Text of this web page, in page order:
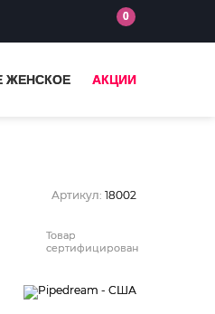
0
ЖЕНСКОЕ АКЦИИ
Артикул: 18002
Товар
сертифицирован